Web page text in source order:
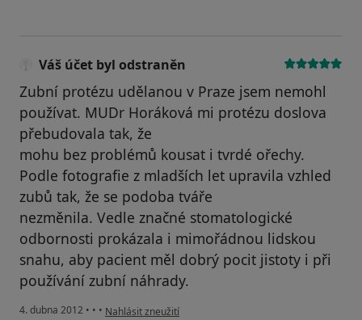
Váš účet byl odstraněn
Zubní protézu udělanou v Praze jsem nemohl
používat. MUDr Horáková mi protézu doslova
přebudovala tak, že
mohu bez problémů kousat i tvrdé ořechy.
Podle fotografie z mladších let upravila vzhled
zubů tak, že se podoba tváře
nezměnila. Vedle značné stomatologické
odbornosti prokázala i mimořádnou lidskou
snahu, aby pacient měl dobrý pocit jistoty i při
používání zubní náhrady.
4. dubna 2012 • • • podle názoru uživatele Váš účet byl odstraněn
Nahlásit zneužití